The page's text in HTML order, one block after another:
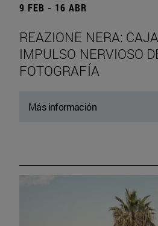
9 FEB - 16 ABR
REAZIONE NERA:
IMPULSO NERVIOSO
FOTOGRAFÍA
Más información